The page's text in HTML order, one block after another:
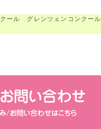
ール グレンツェンコンクール